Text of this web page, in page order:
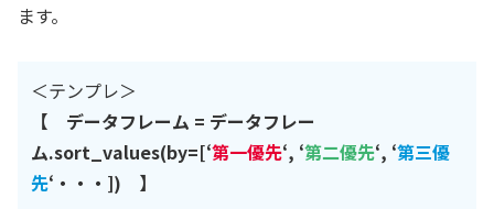
ます。
＜テンプレ＞
【 データフレーム = データフレー
ム.sort_values(by=[‘第一優先‘, ‘第二優先‘, ‘第三優
先‘・・・]) 】